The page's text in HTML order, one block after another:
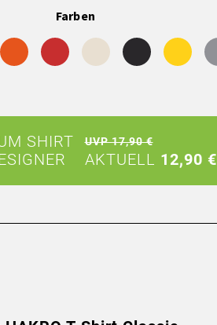
Farben
SHIRT
UVP 17,90 €
AKTUELL 12,90 €